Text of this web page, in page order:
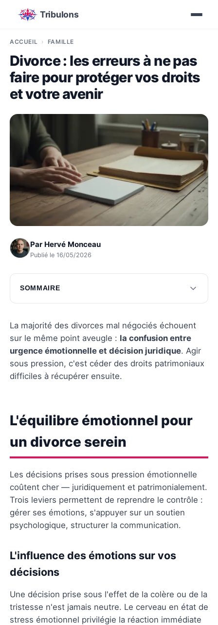
Tribulons
ACCUEIL FAMILLE
Divorce : les erreurs à ne pas
faire pour protéger vos droits
et votre avenir
Par Hervé Monceau
Publié le 16/05/2026
SOMMAIRE
L'équilibre émotionnel pour un divorce serein
Les incontournables pratiques du divorce
Questions fréquentes
La majorité des divorces mal négociés échouent
sur le même point aveugle : la confusion entre
urgence émotionnelle et décision juridique. Agir
sous pression, c'est céder des droits patrimoniaux
difficiles à récupérer ensuite.
L'équilibre émotionnel pour
un divorce serein
Les décisions prises sous pression émotionnelle
coûtent cher — juridiquement et patrimonialement.
Trois leviers permettent de reprendre le contrôle :
gérer ses émotions, s'appuyer sur un soutien
psychologique, structurer la communication.
L'influence des émotions sur vos
décisions
Une décision prise sous l'effet de la colère ou de la
tristesse n'est jamais neutre. Le cerveau en état de
stress émotionnel privilégie la réaction immédiate